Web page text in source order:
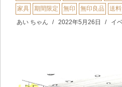
家具
期間限定 無印 無印良品
送
あい ちゃん
2022年5月26日 イ